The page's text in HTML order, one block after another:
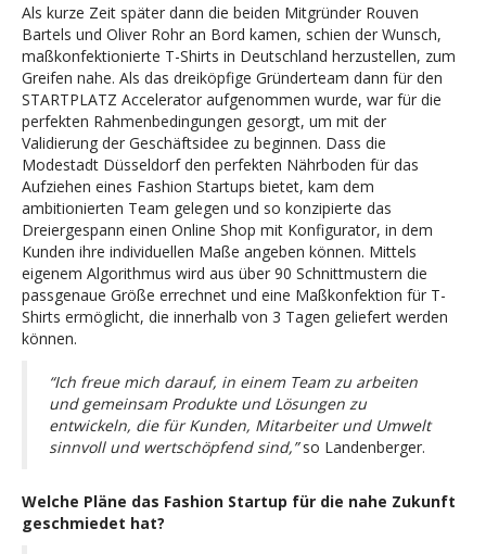
Als kurze Zeit später dann die beiden Mitgründer Rouven
Bartels und Oliver Rohr an Bord kamen, schien der Wunsch,
maßkonfektionierte T-Shirts in Deutschland herzustellen, zum
Greifen nahe. Als das dreiköpfige Gründerteam dann für den
STARTPLATZ Accelerator aufgenommen wurde, war für die
perfekten Rahmenbedingungen gesorgt, um mit der
Validierung der Geschäftsidee zu beginnen. Dass die
Modestadt Düsseldorf den perfekten Nährboden für das
Aufziehen eines Fashion Startups bietet, kam dem
ambitionierten Team gelegen und so konzipierte das
Dreiergespann einen Online Shop mit Konfigurator, in dem
Kunden ihre individuellen Maße angeben können. Mittels
eigenem Algorithmus wird aus über 90 Schnittmustern die
passgenaue Größe errechnet und eine Maßkonfektion für T-
Shirts ermöglicht, die innerhalb von 3 Tagen geliefert werden
können.
“Ich freue mich darauf, in einem Team zu arbeiten
und gemeinsam Produkte und Lösungen zu
entwickeln, die für Kunden, Mitarbeiter und Umwelt
sinnvoll und wertschöpfend sind,”so Landenberger.
Welche Pläne das Fashion Startup für die nahe Zukunft
geschmiedet hat?